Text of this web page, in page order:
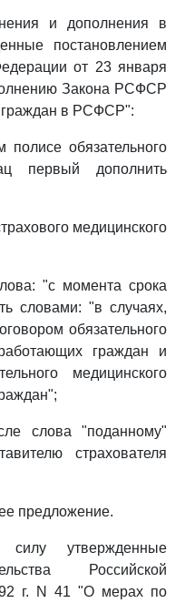
и дополнения в
постановлением
от 23 января
Закона РСФСР
граждан в РСФСР":
обязательного
первый дополнить
медицинского
"с момента срока
словами: "в случаях,
обязательного
граждан и
медицинского
слова "поданному"
страхователя
предложение.
утвержденные
Российской
г. N 41 "О мерах по